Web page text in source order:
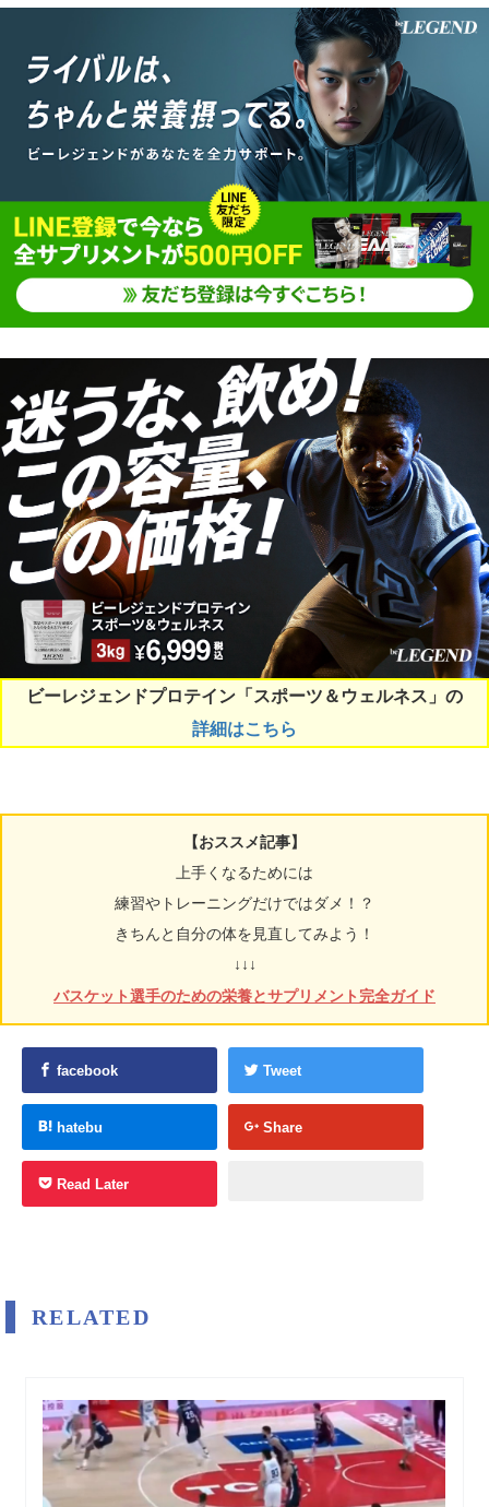
ビーレジェンドプロテイン「スポーツ＆ウェルネス」の
詳細はこちら
【おススメ記事】
上手くなるためには
練習やトレーニングだけではダメ！？
きちんと自分の体を見直してみよう！
↓↓↓
バスケット選手のための栄養とサプリメント完全ガイド
facebook Tweet
hatebu Share
Read Later
RELATED